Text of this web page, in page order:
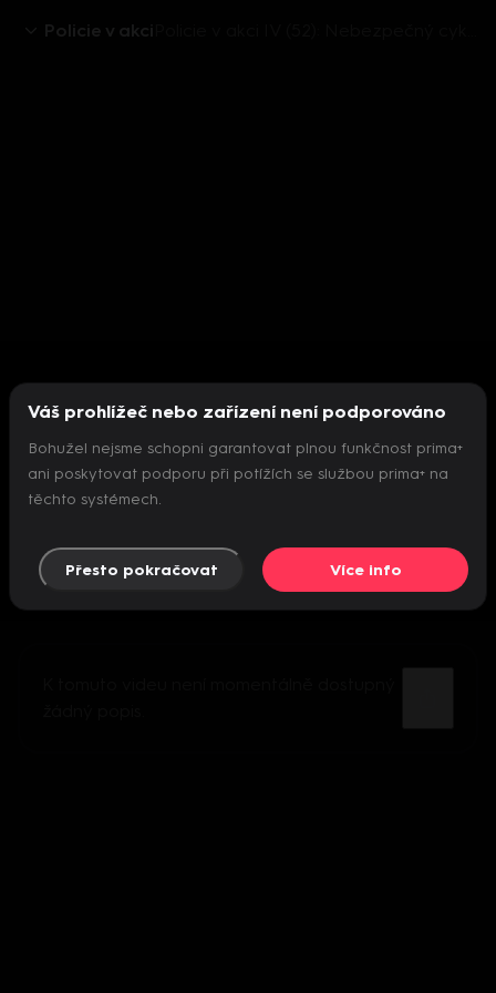
Policie v akci
Nepodařilo se inicializovat přehrávač
Váš prohlížeč nebo zařízení není podporováno
Bohužel nejsme schopni garantovat plnou funkčnost prima+
ani poskytovat podporu při potížích se službou prima+ na
těchto systémech.
Přesto pokračovat Více info